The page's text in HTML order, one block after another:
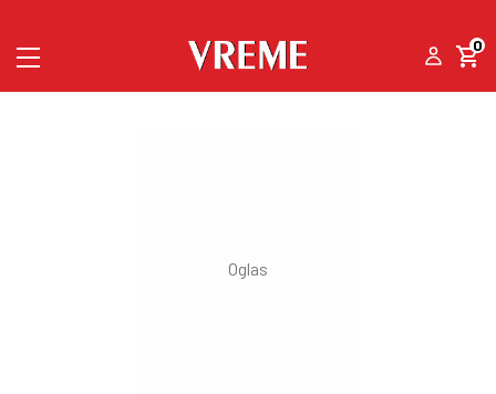
0